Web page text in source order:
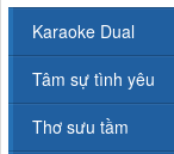
Karaoke Dual
Tâm sự tình yêu
Thơ sưu tầm